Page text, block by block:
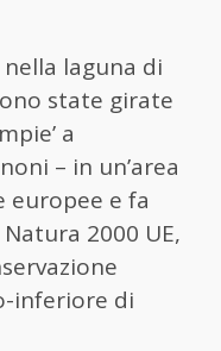
nella laguna di
state girate
a
– in un’area
europee e fa
2000 UE,
inferiore di